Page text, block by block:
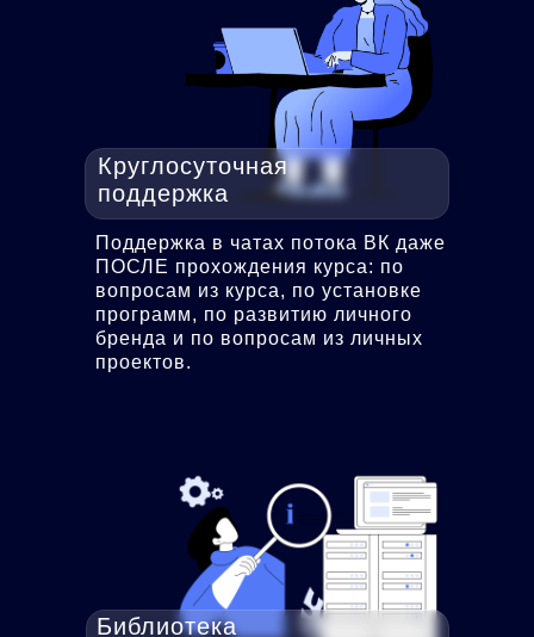
Круглосуточная
поддержка
Поддержка в чатах потока ВК даже
ПОСЛЕ прохождения курса: по
вопросам из курса, по установке
программ, по развитию личного
бренда и по вопросам из личных
проектов.
Библиотека